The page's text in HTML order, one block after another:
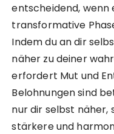
entscheidend, wenn
transformative
Indem du an dir
näher zu deiner
erfordert Mut und
Belohnungen sind
nur dir selbst näher,
stärkere und